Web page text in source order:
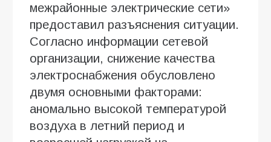
межрайонные электрические сети»
предоставил разъяснения ситуации.
Согласно информации сетевой
организации, снижение качества
электроснабжения обусловлено
двумя основными факторами:
аномально высокой температурой
воздуха в летний период и